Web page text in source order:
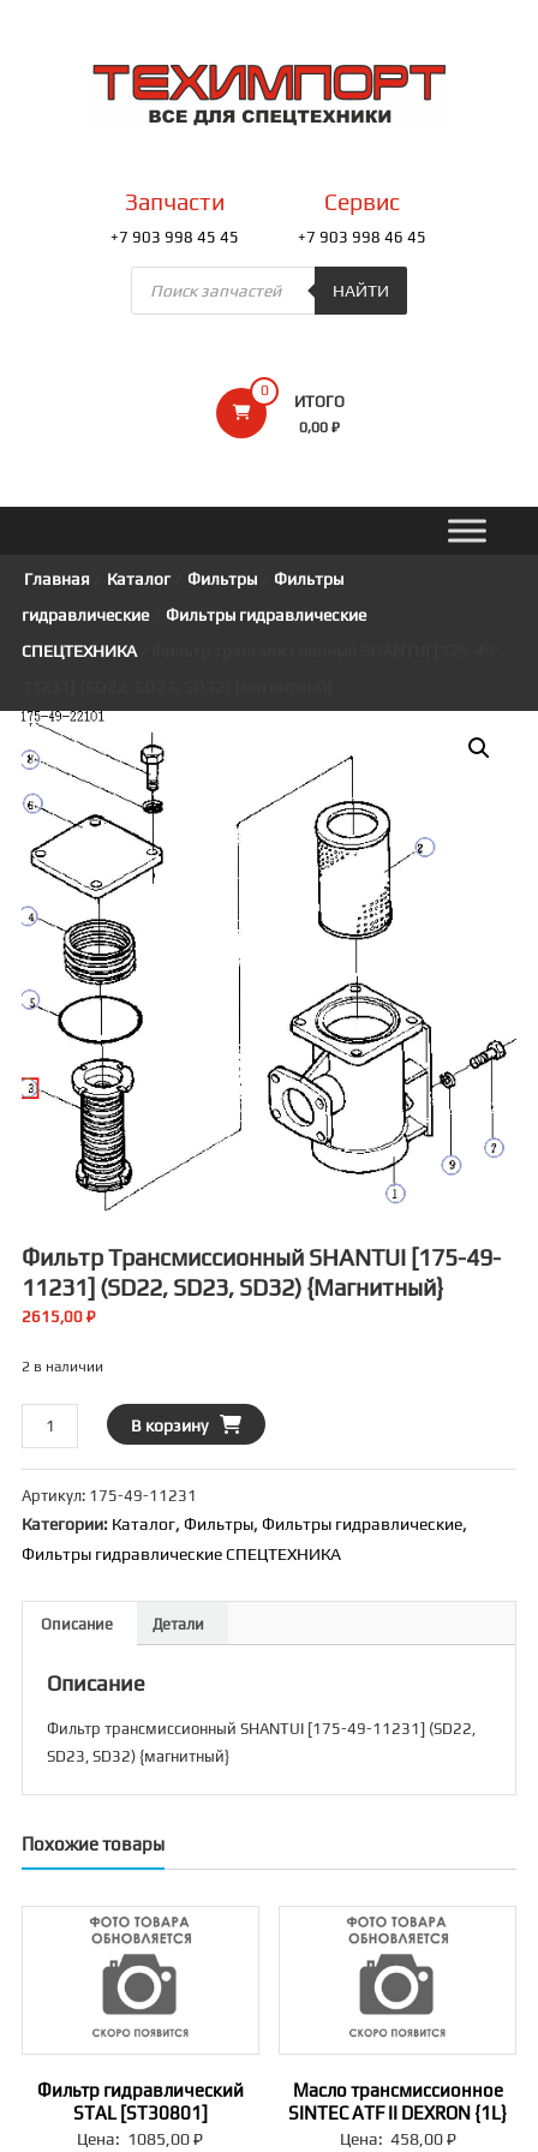
содержимомуТЕХИМПОРТ
Всё
0
ИТОГО
0,00 ₽
Запчасти
+7 903 998 45 45
Сервис
+7 903 998 46 45
Поиск
товаров
НАЙТИ
Главная Каталог/ Фильтры/
Фильтры
гидравлические/
Фильтры гидравлические
СПЕЦТЕХНИКА/ Фильтр трансмиссионный SHANTUI [175-49-
Фильтр Трансмиссионный SHANTUI [175-49-
11231] (SD22, SD23, SD32) {магнитный}
2615,00 ₽
2 в наличии
Количество
товара
Фильтр
трансмиссионный
SHANTUI
[175-
SD32)
{магнитный}
В корзину
Артикул: 175-49-11231
Категории: Каталог, Фильтры, Фильтры гидравлические,
Фильтры гидравлические СПЕЦТЕХНИКА
Описание Детали
Описание
Фильтр трансмиссионный SHANTUI [175-49-11231] (SD22,
SD23, SD32) {магнитный}
Похожие товары
Фильтр гидравлический
STAL [ST30801]
Цена: 1085,00₽
Масло трансмиссионное
SINTEC ATF II DEXRON {1L}
Цена: 458,00₽